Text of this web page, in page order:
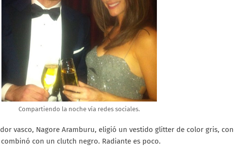
Compartiendo la noche vía redes sociales.
vasco, Nagore Aramburu, eligió un vestido glitter de color gris, con
con un clutch negro. Radiante es poco.